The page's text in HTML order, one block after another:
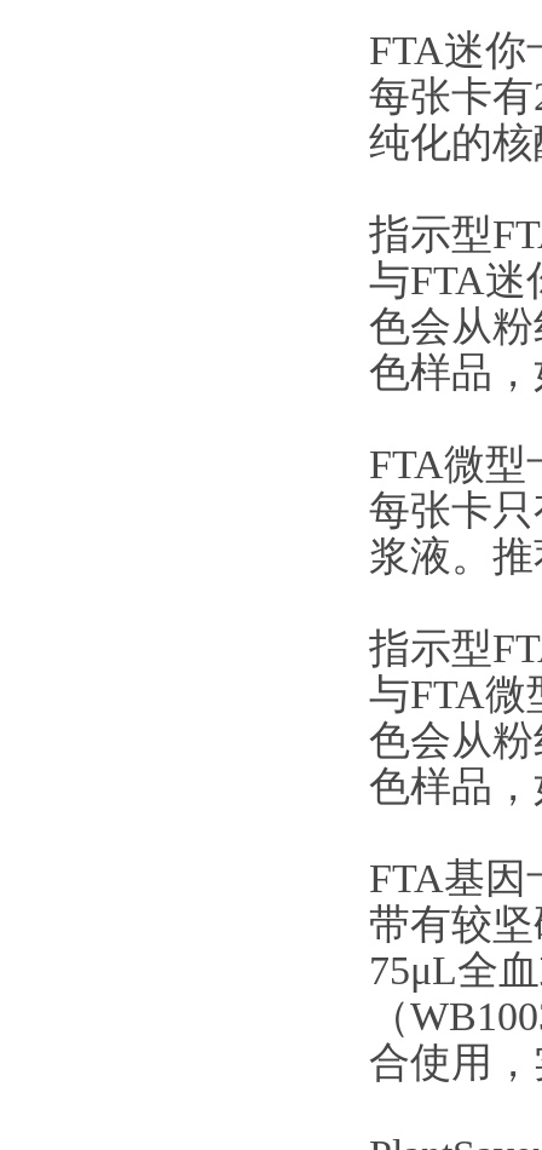
FTA迷你
每张卡
纯化的
指示型
与FTA迷
色会从
色样品
FTA微型
每张卡
浆液。
指示型
与FTA微
色会从
色样品
FTA基因
带有较
75μL全
（
合使用